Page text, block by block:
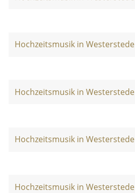
Hochzeitsmusik in Westerstede
Hochzeitsmusik in Westerstede
Hochzeitsmusik in Westerstede
Hochzeitsmusik in Westerstede